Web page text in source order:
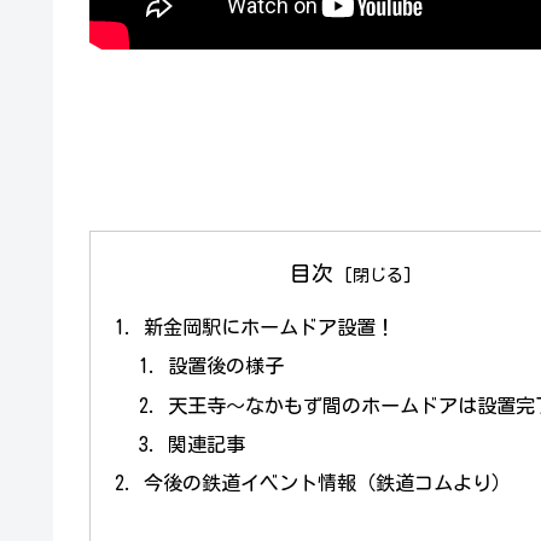
目次
新金岡駅にホームドア設置！
設置後の様子
天王寺～なかもず間のホームドアは設置完
関連記事
今後の鉄道イベント情報（鉄道コムより）